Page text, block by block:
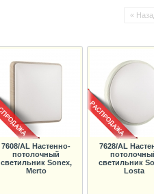
«
7608/AL Настенно-
потолочный
светильник Sonex,
Merto
7628/AL
светильник
Losta